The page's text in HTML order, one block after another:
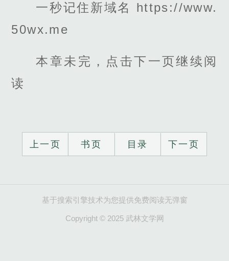
一秒记住新域名 https://www.
50wx.me
本章未完，点击下一页继续阅
读
上一页 书页 目录 下一页
基于搜索引擎技术为您提供免费阅读无弹窗
Copyright © 2025 武林文学网